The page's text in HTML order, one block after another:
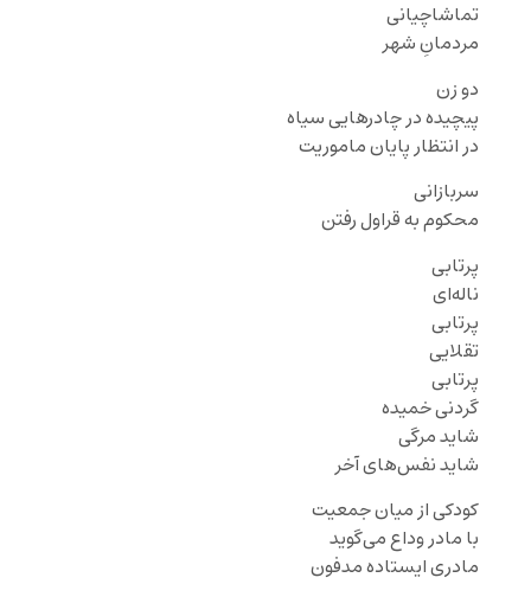
تماشاچیانی
مردمانِ شهر
دو زن
پیچیده در چادرهایی سیاه
در انتظار پایان ماموریت
سربازانی
محکوم به قراول رفتن
پرتابی
ناله‌ای
پرتابی
تقلایی
پرتابی
گردنی خمیده
شاید مرگی
شاید نفس‌های آخر
کودکی از میان جمعیت
با مادر وداع می‌گوید
مادری ایستاده مدفون